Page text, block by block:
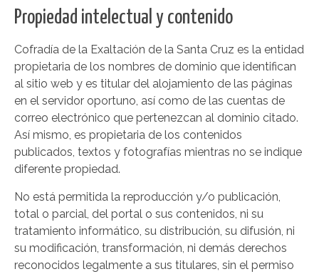
Propiedad intelectual y contenido
Cofradía de la Exaltación de la Santa Cruz es la entidad
propietaria de los nombres de dominio que identifican
al sitio web y es titular del alojamiento de las páginas
en el servidor oportuno, así como de las cuentas de
correo electrónico que pertenezcan al dominio citado.
Así mismo, es propietaria de los contenidos
publicados, textos y fotografías mientras no se indique
diferente propiedad.
No está permitida la reproducción y/o publicación,
total o parcial, del portal o sus contenidos, ni su
tratamiento informático, su distribución, su difusión, ni
su modificación, transformación, ni demás derechos
reconocidos legalmente a sus titulares, sin el permiso